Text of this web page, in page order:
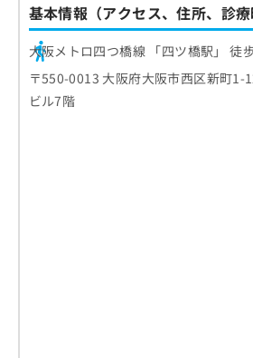
基本情報（アクセス、住所、診療
大阪メトロ四つ橋線 「四ツ橋駅」 徒
〒550-0013 大阪府大阪市西区新町1-
ビル7階